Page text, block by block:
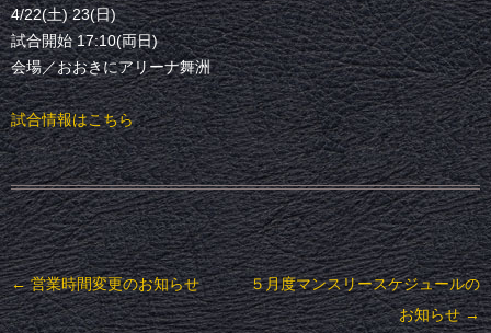
4/22(土) 23(日)
試合開始 17:10(両日)
会場／おおきにアリーナ舞洲
試合情報はこちら
投稿ナビゲーション
←営業時間変更のお知らせ
５月度マンスリースケジュールの
お知らせ→